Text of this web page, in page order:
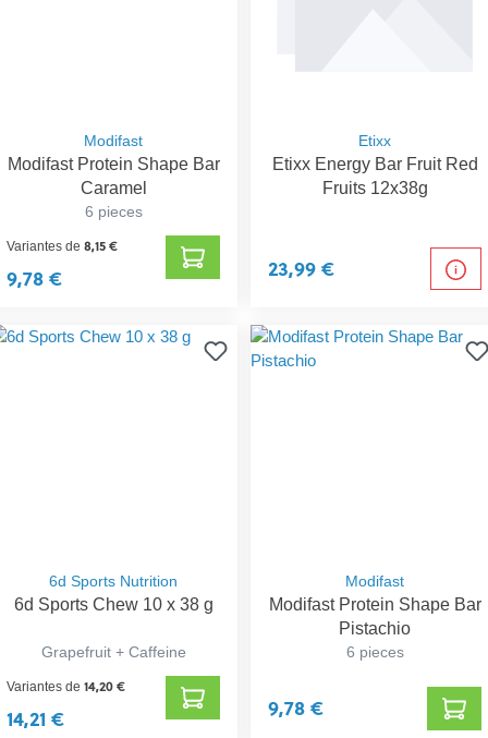
Modifast
Modifast Protein Shape Bar
Caramel
6 pieces
Variantes de8,15 €
9,78 €
Etixx
Etixx Energy Bar Fruit Red
Fruits 12x38g
23,99 €
6d Sports Nutrition
6d Sports Chew 10 x 38 g
Grapefruit + Caffeine
Variantes de14,20 €
14,21 €
Modifast
Modifast Protein Shape Bar
Pistachio
6 pieces
9,78 €